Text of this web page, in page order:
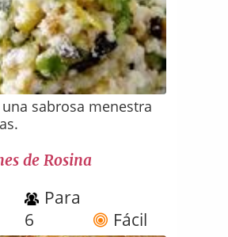
sabrosa menestra
de Rosina
Para
6
Fácil